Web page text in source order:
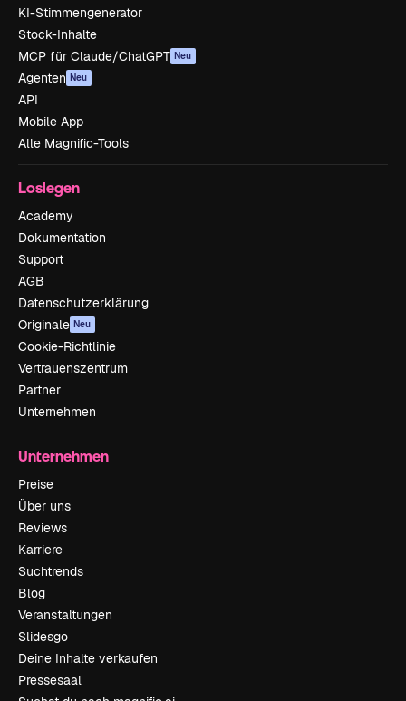
KI-Stimmengenerator
Stock-Inhalte
MCP für Claude/ChatGPT Neu
Agenten Neu
API
Mobile App
Alle Magnific-Tools
Loslegen
Academy
Dokumentation
Support
AGB
Datenschutzerklärung
Originale Neu
Cookie-Richtlinie
Vertrauenszentrum
Partner
Unternehmen
Unternehmen
Preise
Über uns
Reviews
Karriere
Suchtrends
Blog
Veranstaltungen
Slidesgo
Deine Inhalte verkaufen
Pressesaal